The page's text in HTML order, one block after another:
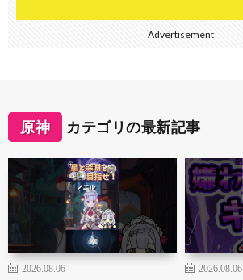
Advertisement
原神 カテゴリの最新記事
2026.08.06 2026.08.06